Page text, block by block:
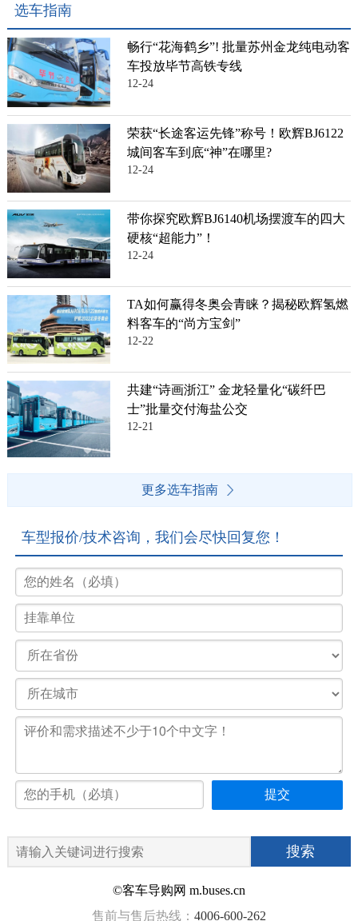
选车指南
畅行“花海鹤乡”! 批量苏州金龙纯电动客
车投放毕节高铁专线
12-24
荣获“长途客运先锋”称号！欧辉BJ6122
城间客车到底“神”在哪里?
12-24
带你探究欧辉BJ6140机场摆渡车的四大
硬核“超能力”！
12-24
TA如何赢得冬奥会青睐？揭秘欧辉氢燃
料客车的“尚方宝剑”
12-22
共建“诗画浙江” 金龙轻量化“碳纤巴
士”批量交付海盐公交
12-21
更多选车指南
车型报价/技术咨询，我们会尽快回复您！
©客车导购网 m.buses.cn
售前与售后热线： 4006-600-262